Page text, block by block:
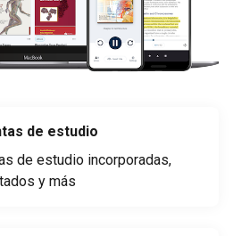
de estudio
de estudio incorporadas,
y más